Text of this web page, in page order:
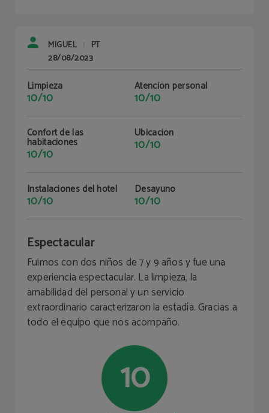
MIGUEL |
PT
28/08/2023
Limpieza
10/10
Atención personal
10/10
Confort de las
habitaciones
10/10
Ubicación
10/10
Instalaciones del hotel
10/10
Desayuno
10/10
Espectacular
Fuimos con dos niños de 7 y 9 años y fue una
experiencia espectacular. La limpieza, la
amabilidad del personal y un servicio
extraordinario caracterizaron la estadía. Gracias a
todo el equipo que nos acompaño.
10